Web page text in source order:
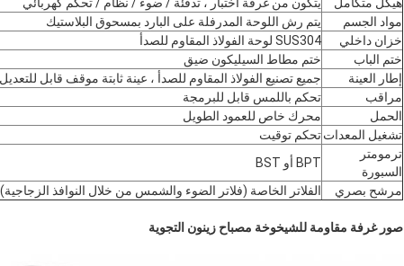
مواد الجسم
يتم رش اللوحة المدرفلة على البارد بمسحوق البلاستيك
خزان داخلي
SUS304 لوحة الفولاذ المقاوم للصدأ
ختم الباب
ختم مطاط السيليكون ضيق
إطار العينة
جميع تصنيع الفولاذ المقاوم للصدأ ، عينة ثابتة موقف قابل
مراقب
تحكم باللمس قابل للبرمجة
الحمل
محرك خاص للعمود الطويل
تشغيل المعداتتحكم توقيت
ترمومتر
السبورة
BPT أو BST
مرشح بصري
الفلاتر الخاصة (فلاتر الضوء والشمس من خلال النوافذ الزجاجية)
صور غرفة مقاومة للشيخوخة مصباح زينون التجوية